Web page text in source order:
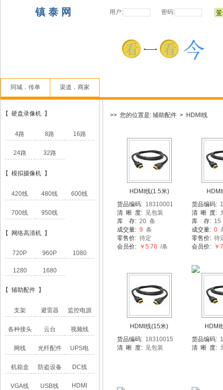
镇 泰 网 用户: 密码:
同城．传单 渠道．商家
【 硬盘录像机 】
4路 8路 16路
24路 32路
【 模拟摄像机 】
420线 480线 600线
700线 950线
【 网络高清机 】
720P 960P 1080
1280 1680
【 辅助配件 】
支架 避雷器 监控电源
各种接头 云台 视频线
网线 光纤配件 UPS电
机箱盒 防盗设备 DC线
VGA线 USB线 HDMI
>> 您的位置是: 辅助配件 > HDMI线
HDMI线(1.5米)
货品编码: 18310001
清 晰 度: 见包装
库 存: 20 条
成交量: 9 条
零售价: 待定
会员价: ￥5.76 /条
货品编码:
清 晰 度:
库 存: 15
成交量: 0
零售价: 待
会员价: ￥
HDMI线(15米)
货品编码: 18310015
清 晰 度: 见包装
HDMI
货品编码:
清 晰 度: